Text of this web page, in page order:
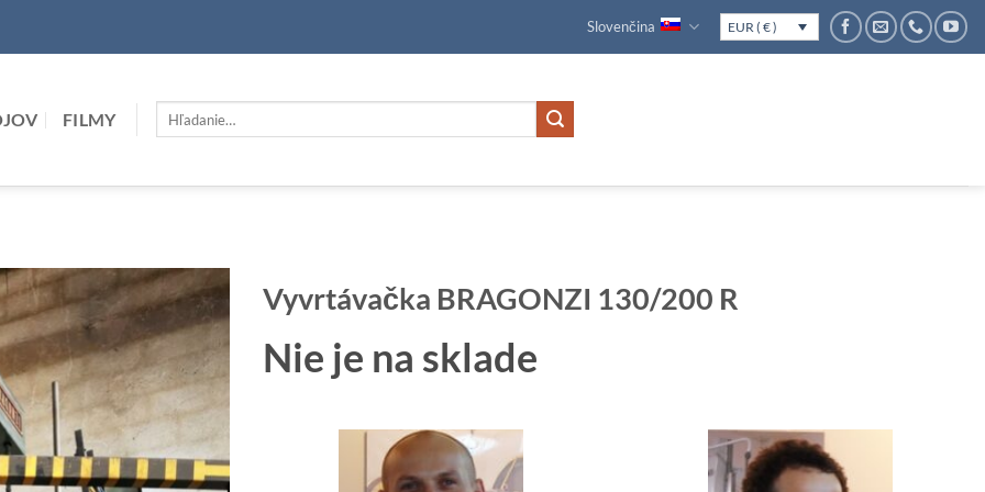
Slovenčina EUR ( € )
FILMY Hľadať:
Vyvrtávačka BRAGONZI 130/200 R
Nie je na sklade